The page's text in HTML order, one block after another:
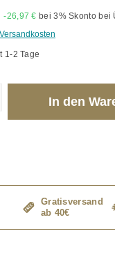
-26,97 € bei 3% Skonto bei
1-2 Tage
Gib den
In den
Gratisversand
ab 40€